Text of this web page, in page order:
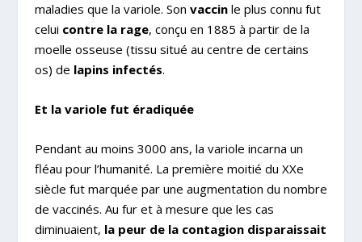
maladies que la variole. Son vaccinle plus connu fut
celui contre la rage, conçu en 1885 à partir de la
moelle osseuse (tissu situé au centre de certains
os) de lapins infectés.
Et la variole fut éradiquée
Pendant au moins 3000 ans, la variole incarna un
fléau pour l’humanité. La première moitié du XXe
siècle fut marquée par une augmentation du nombre
de vaccinés. Au fur et à mesure que les cas
diminuaient, la peur de la contagion disparaissait